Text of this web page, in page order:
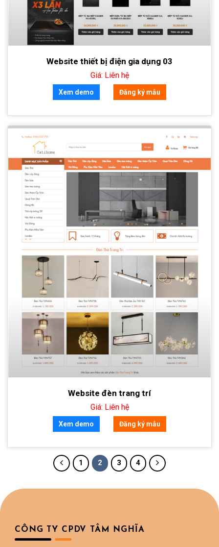
Website thiết bị điện gia dụng 03
Giá: Liên hệ
Xem demo Đăng ký mẫu
Website đèn trang trí
Giá: Liên hệ
Xem demo Đăng ký mẫu
1 2 3 4
CÔNG TY CPDV TÂM NGHĨA